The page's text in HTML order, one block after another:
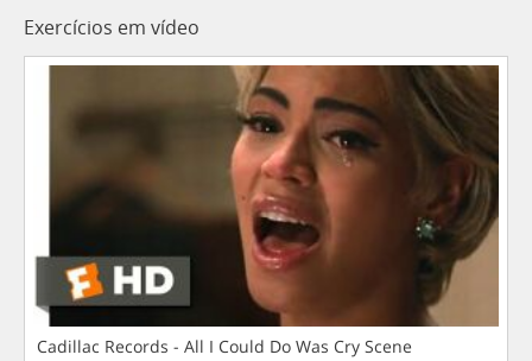
Exercícios em vídeo
Cadillac Records - All I Could Do Was Cry Scene